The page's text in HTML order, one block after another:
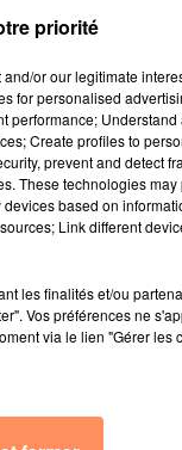
brésilienne, la
En attendant les
à la fin du mois,
de 15 % par
disparaît toutes
Ce dernier s'est
prenait toutes
priorité
or our legitimate
for personalised
performance;
Create profiles to
prevent and detect
These technologies
based on
Link different
les finalités et/ou
Vos préférences ne
via le lien "Gérer les